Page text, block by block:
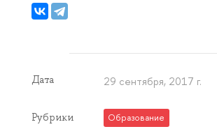
Дата 29 сентября, 2017 г.
Рубрики Образование